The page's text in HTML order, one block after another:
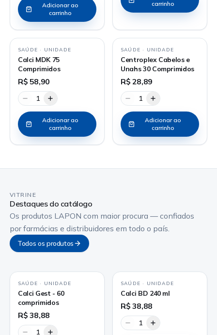
Adicionar ao
carrinho
carrinho
SAÚDE · UNIDADE
Calci MDK 75
Comprimidos
R$ 58,90
1
Adicionar ao
carrinho
SAÚDE · UNIDADE
Centroplex Cabelos e
Unahs 30 Comprimidos
R$ 28,89
1
Adicionar ao
carrinho
VITRINE
Destaques do catálogo
Os produtos LAPON com maior procura — confiados
por farmácias e distribuidores em todo o país.
Todos os produtos
SAÚDE · UNIDADE
Calci Gest - 60
comprimidos
R$ 38,88
1
SAÚDE · UNIDADE
Calci BD 240 ml
R$ 38,88
1